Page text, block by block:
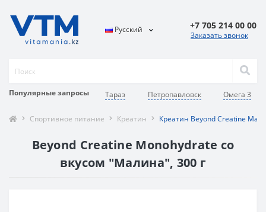
Популярные запросы Тараз Петропавловск Омега 3
Русский +7 705 214 00 00
Заказать звонок
Спортивное питание Креатин Креатин Beyond Creatine
Beyond Creatine Monohydrate со
вкусом "Малина", 300 г